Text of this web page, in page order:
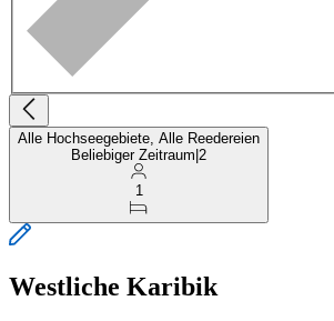
Alle Hochseegebiete, Alle Reedereien
Beliebiger Zeitraum 2
1
Westliche Karibik